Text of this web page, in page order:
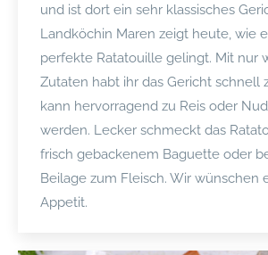
und ist dort ein sehr klassisches
Landköchin Maren zeigt heute, wie
perfekte Ratatouille gelingt. Mit nur
Zutaten habt ihr das Gericht schnell
kann hervorragend zu Reis oder
werden. Lecker schmeckt das
frisch gebackenem Baguette oder
Beilage zum Fleisch. Wir wünschen
Appetit.